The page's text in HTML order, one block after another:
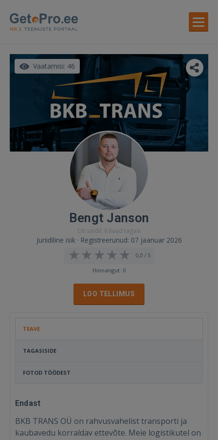
Vaatamisi: 46
Bengt Janson
Oli saidil: 6 kuud tagasi
Juriidiline isik · Registreerunud: 07 jaanuar 2026
0,0 / 5
Hinnangut: 0
LOO TELLIMUS
TEAVE
TAGASISIDE
FOTOD TÖÖDEST
Endast
BKB TRANS OÜ on rahvusvahelist transporti ja
kaubavedu korraldav ettevõte. Meie logistikutel on